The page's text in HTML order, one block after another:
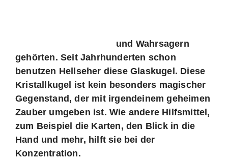
und Wahrsagern
gehörten. Seit Jahrhunderten schon
benutzen Hellseher diese Glaskugel. Diese
Kristallkugel ist kein besonders magischer
Gegenstand, der mit irgendeinem geheimen
Zauber umgeben ist. Wie andere Hilfsmittel,
zum Beispiel die Karten, den Blick in die
Hand und mehr, hilft sie bei der
Konzentration.